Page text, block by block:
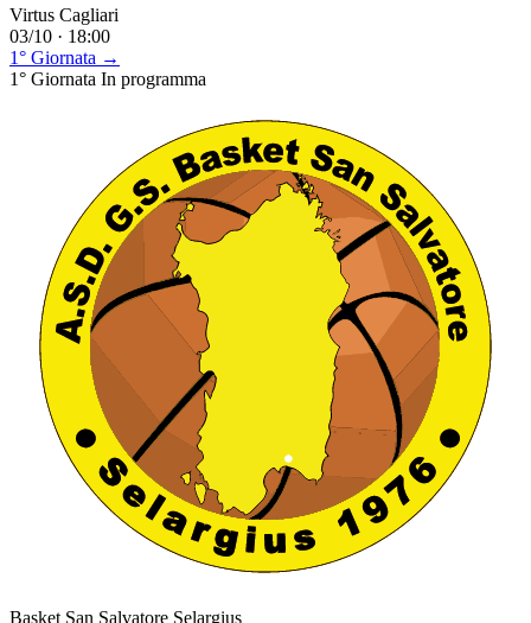
Virtus Cagliari
03/10 · 18:00
1° Giornata →
1° Giornata In programma
Basket San Salvatore Selargius